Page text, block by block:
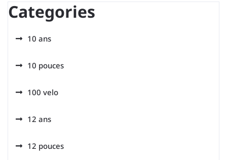
Categories
10 ans
10 pouces
100 velo
12 ans
12 pouces